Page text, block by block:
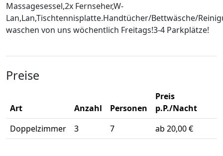
Massagesessel,2x Fernseher,W-
Lan,Lan,Tischtennisplatte.Handtücher/Bettwäsche/
waschen von uns wöchentlich Freitags!3-4 Parkplätze!
Preise
Art Anzahl Personen
Preis
p.P./Nacht
Doppelzimmer
3 7 ab 20,00 €